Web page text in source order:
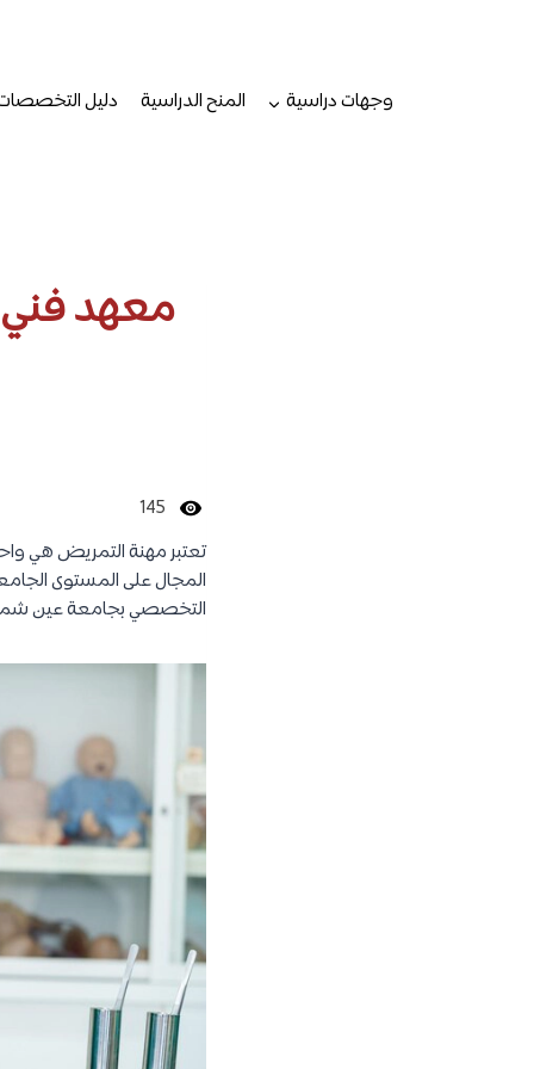
وجهات دراسية
المنح الدراسية دليل
معهد
145
تعتبر مهنة التمريض هي
المجال على المستوى
التخصصي بجامعة عين